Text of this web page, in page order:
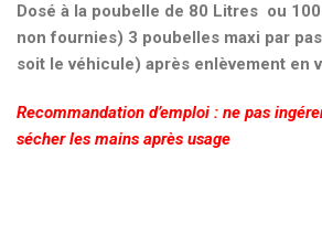
Dosé à la poubelle de 80 Litres ou
non fournies) 3 poubelles maxi par
soit le véhicule) après enlèvement en
Recommandation d’emploi : ne pas
sécher les mains après usage